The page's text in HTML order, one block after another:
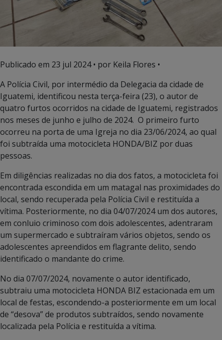
Publicado em 23 jul 2024• por Keila Flores •
A Polícia Civil, por intermédio da Delegacia da cidade de
Iguatemi, identificou nesta terça-feira (23), o autor de
quatro furtos ocorridos na cidade de Iguatemi, registrados
nos meses de junho e julho de 2024. O primeiro furto
ocorreu na porta de uma Igreja no dia 23/06/2024, ao qual
foi subtraída uma motocicleta HONDA/BIZ por duas
pessoas.
Em diligências realizadas no dia dos fatos, a motocicleta foi
encontrada escondida em um matagal nas proximidades do
local, sendo recuperada pela Polícia Civil e restituída a
vítima. Posteriormente, no dia 04/07/2024 um dos autores,
em conluio criminoso com dois adolescentes, adentraram
um supermercado e subtraíram vários objetos, sendo os
adolescentes apreendidos em flagrante delito, sendo
identificado o mandante do crime.
No dia 07/07/2024, novamente o autor identificado,
subtraiu uma motocicleta HONDA BIZ estacionada em um
local de festas, escondendo-a posteriormente em um local
de “desova” de produtos subtraídos, sendo novamente
localizada pela Polícia e restituída a vítima.